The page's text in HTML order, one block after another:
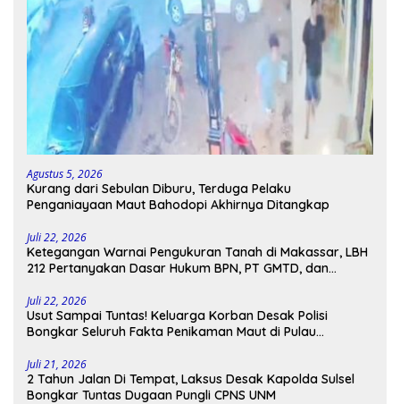
Agustus 5, 2026
Kurang dari Sebulan Diburu, Terduga Pelaku
Penganiayaan Maut Bahodopi Akhirnya Ditangkap
Juli 22, 2026
Ketegangan Warnai Pengukuran Tanah di Makassar, LBH
212 Pertanyakan Dasar Hukum BPN, PT GMTD, dan
Juli 22, 2026
Usut Sampai Tuntas! Keluarga Korban Desak Polisi
Bongkar Seluruh Fakta Penikaman Maut di Pulau
Juli 21, 2026
2 Tahun Jalan Di Tempat, Laksus Desak Kapolda Sulsel
Bongkar Tuntas Dugaan Pungli CPNS UNM